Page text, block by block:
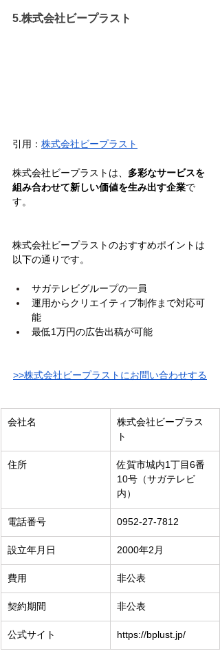
5.株式会社ビープラスト
引用： 株式会社ビープラスト
株式会社ビープラストは、 多彩なサービスを
組み合わせて新しい価値を生み出す企業で
す。
株式会社ビープラストのおすすめポイントは
以下の通りです。
サガテレビグループの一員
運用からクリエイティブ制作まで対応可
能
最低1万円の広告出稿が可能
>>株式会社ビープラストにお問い合わせする
会社名
株式会社ビープラス
ト
住所
佐賀市城内1丁目6番
10号（サガテレビ
内）
電話番号 0952-27-7812
設立年月日 2000年2月
費用 非公表
契約期間 非公表
公式サイト https://bplust.jp/